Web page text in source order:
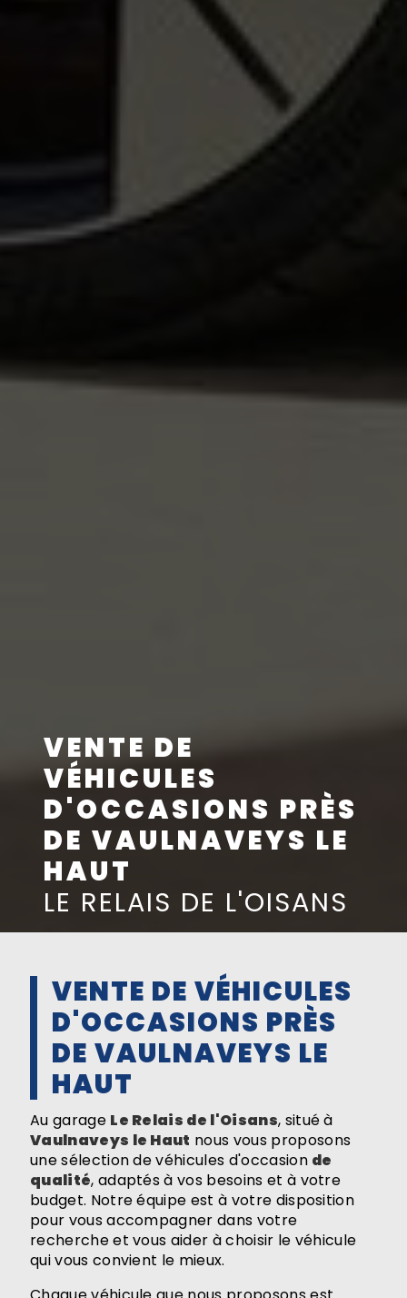
VENTE DE
VÉHICULES
D'OCCASIONS PRÈS
DE VAULNAVEYS LE
HAUT
LE RELAIS DE L'OISANS
VENTE DE VÉHICULES
D'OCCASIONS PRÈS
DE VAULNAVEYS LE
HAUT
Au garage Le Relais de l'Oisans, situé à
Vaulnaveys le Haut nous vous proposons
une sélection de véhicules d'occasion de
qualité, adaptés à vos besoins et à votre
budget. Notre équipe est à votre disposition
pour vous accompagner dans votre
recherche et vous aider à choisir le véhicule
qui vous convient le mieux.